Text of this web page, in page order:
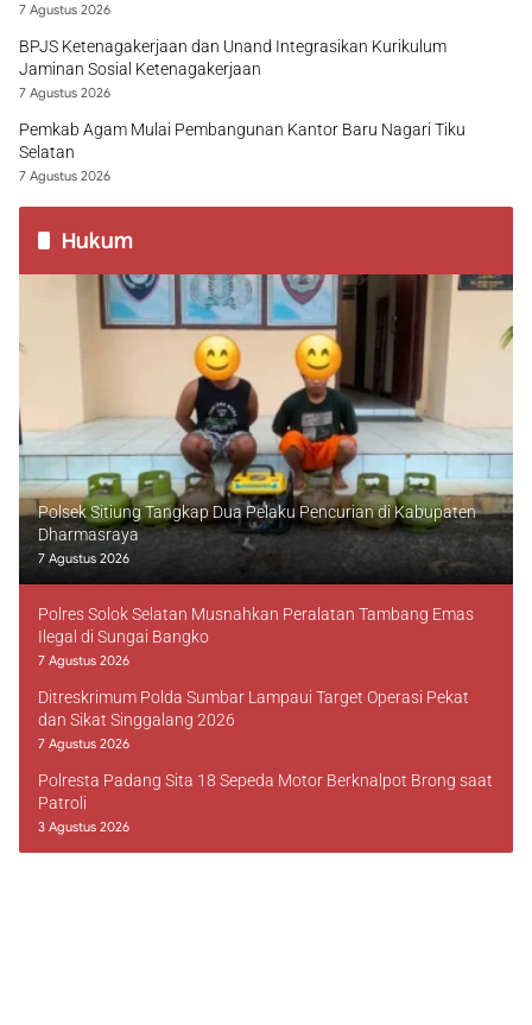
7 Agustus 2026
BPJS Ketenagakerjaan dan Unand Integrasikan Kurikulum
Jaminan Sosial Ketenagakerjaan
7 Agustus 2026
Pemkab Agam Mulai Pembangunan Kantor Baru Nagari Tiku
Selatan
7 Agustus 2026
Hukum
Polsek Sitiung Tangkap Dua Pelaku Pencurian di Kabupaten
Dharmasraya
7 Agustus 2026
Polres Solok Selatan Musnahkan Peralatan Tambang Emas
Ilegal di Sungai Bangko
7 Agustus 2026
Ditreskrimum Polda Sumbar Lampaui Target Operasi Pekat
dan Sikat Singgalang 2026
7 Agustus 2026
Polresta Padang Sita 18 Sepeda Motor Berknalpot Brong saat
Patroli
3 Agustus 2026